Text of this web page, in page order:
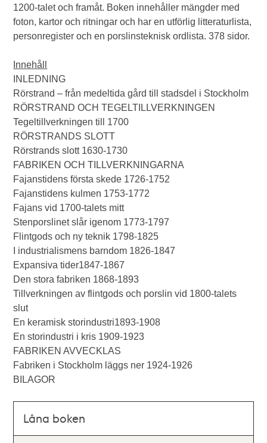
1200-talet och framåt. Boken innehåller mängder med
foton, kartor och ritningar och har en utförlig litteraturlista,
personregister och en porslinsteknisk ordlista. 378 sidor.
Innehåll
INLEDNING
Rörstrand – från medeltida gård till stadsdel i Stockholm
RÖRSTRAND OCH TEGELTILLVERKNINGEN
Tegeltillverkningen till 1700
RÖRSTRANDS SLOTT
Rörstrands slott 1630-1730
FABRIKEN OCH TILLVERKNINGARNA
Fajanstidens första skede 1726-1752
Fajanstidens kulmen 1753-1772
Fajans vid 1700-talets mitt
Stenporslinet slår igenom 1773-1797
Flintgods och ny teknik 1798-1825
I industrialismens barndom 1826-1847
Expansiva tider1847-1867
Den stora fabriken 1868-1893
Tillverkningen av flintgods och porslin vid 1800-talets
slut
En keramisk storindustri1893-1908
En storindustri i kris 1909-1923
FABRIKEN AVVECKLAS
Fabriken i Stockholm läggs ner 1924-1926
BILAGOR
Låna boken